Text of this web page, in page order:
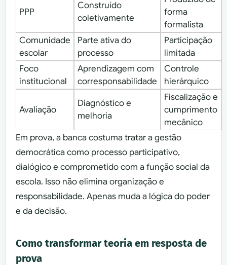
PPP
Construído
coletivamente
forma
formalista
Comunidade
escolar
Parte ativa do
processo
Participação
limitada
Foco
institucional
Aprendizagem com
corresponsabilidade
Controle
hierárquico
Avaliação
Diagnóstico e
melhoria
Fiscalização e
cumprimento
mecânico
Em prova, a banca costuma tratar a gestão
democrática como processo participativo,
dialógico e comprometido com a função social da
escola. Isso não elimina organização e
responsabilidade. Apenas muda a lógica do poder
e da decisão.
Como transformar teoria em resposta de
prova